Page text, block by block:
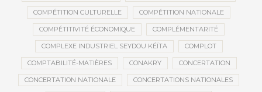
COMPÉTITION CULTURELLE COMPÉTITION NATIONALE
COMPÉTITIVITÉ ÉCONOMIQUE COMPLÉMENTARITÉ
COMPLEXE INDUSTRIEL SEYDOU KÉÏTA COMPLOT
COMPTABILITÉ-MATIÈRES CONAKRY CONCERTATION
CONCERTATION NATIONALE CONCERTATIONS NATIONALES